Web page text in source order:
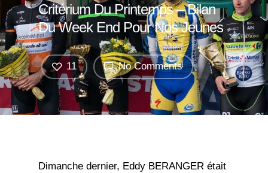
Critérium Du Printemps – Bilan
Du Week End Pour Nos Jeunes
No Comments
11
Dimanche dernier, Eddy BERANGER était